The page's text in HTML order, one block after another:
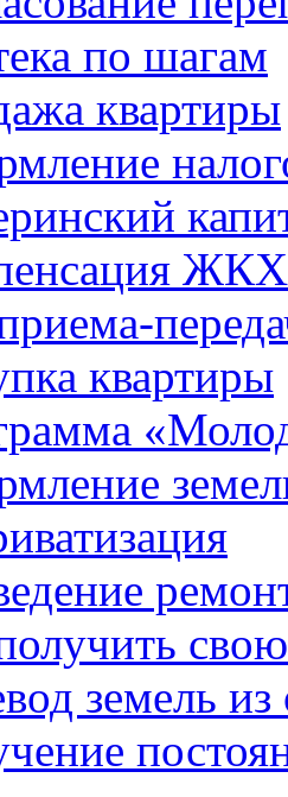
по шагам
квартиры
ЖКХ
квартиры
земель